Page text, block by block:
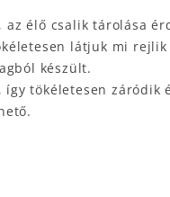
élő csalik tárolása
látjuk mi
készült.
tökéletesen záródik